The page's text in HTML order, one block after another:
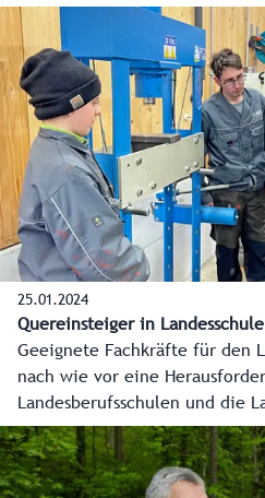
in Osternestern wird immer
25.01.2024
Quereinsteiger in
Geeignete Fachkräfte für den
nach wie vor eine
Landesberufsschulen und die
Quereinsteiger mit
sehr willkommen. Jene, die im
Privatwirtschaft an die Schule